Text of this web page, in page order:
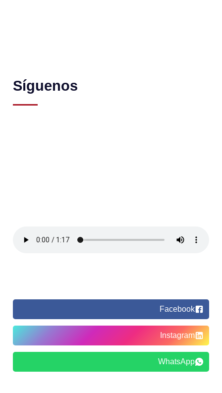
Síguenos
Facebook
Instagram
WhatsApp